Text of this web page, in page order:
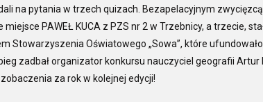
na pytania w trzech quizach. Bezapelacyjnym
PAWEŁ KUCA z PZS nr 2 w Trzebnicy, a trzecie,
Stowarzyszenia Oświatowego „Sowa”, które
zadbał organizator konkursu nauczyciel geografii
za rok w kolejnej edycji!